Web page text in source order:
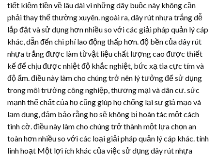
tiết kiệm tiền về lâu dài vì những dây buộc này không cần
phải thay thế thường xuyên. ngoài ra,dây rút nhựatrắng dễ
lắp đặt và sử dụng hơn nhiều so với các giải pháp quản lý cáp
khác, dẫn đến chi phí lao động thấp hơn. độ bền củadây rút
nhựatrắng được làm từvật liệu chất lượng cao được thiết
kế để chịu được nhiệt độ khắc nghiệt, bức xạ tia cực tím và
độ ẩm. điều này làm cho chúng trở nên lý tưởng để sử dụng
trong môi trường công nghiệp, thương mại và dân cư. sức
mạnh thể chất của họ cũng giúp họ chống lại sự giả mạo và
lạm dụng, đảm bảo rằng họ sẽ không bị hoàn tác một cách
tình cờ. điều này làm cho chúng trở thành một lựa chọn an
toàn hơn nhiều so với các loại giải pháp quản lý cáp khác. tính
linh hoạt Một lợi ích khác của việc sử dụngdây rút nhựa